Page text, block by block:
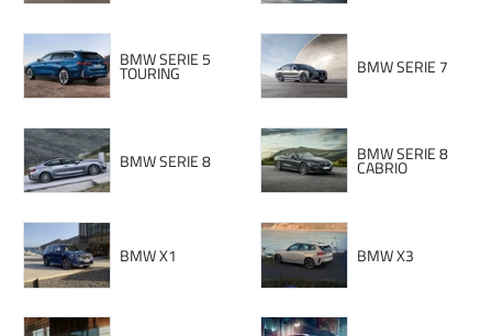
BMW SERIE 5
TOURING BMW SERIE 7
BMW SERIE 8 BMW SERIE 8
CABRIO
BMW X1 BMW X3